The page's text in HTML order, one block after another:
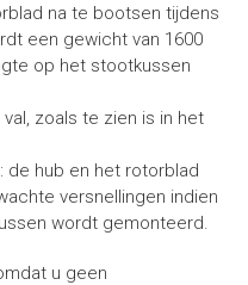
na te bootsen tijdens
een gewicht van 1600
op het stootkussen
zoals te zien is in het
de hub en het rotorblad
versnellingen indien
wordt gemonteerd.
u geen